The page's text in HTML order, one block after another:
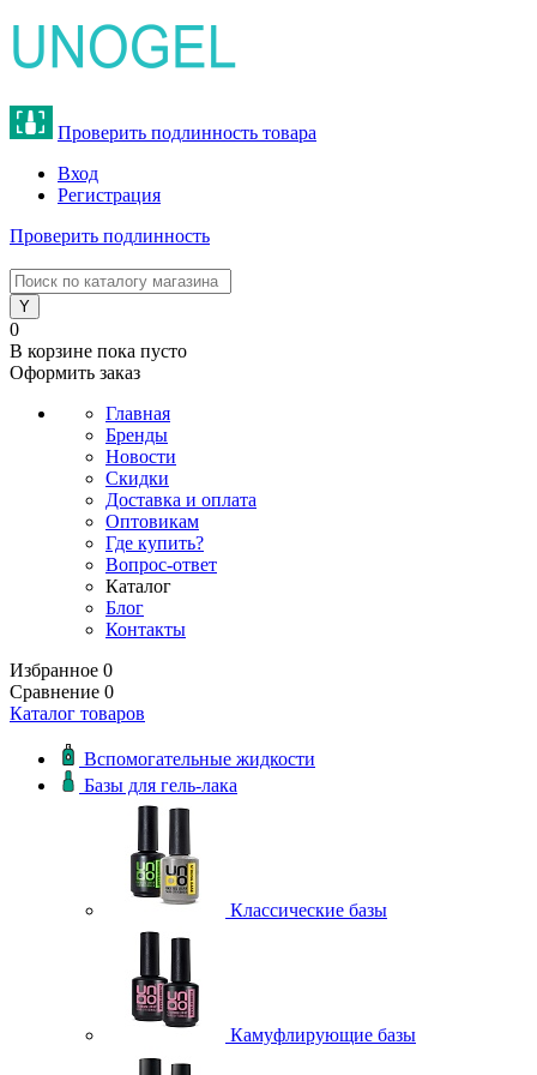
Проверить подлинность товара
Вход
Регистрация
Проверить подлинность
0
В корзине пока пусто
Оформить заказ
Главная
Бренды
Новости
Скидки
Доставка и оплата
Оптовикам
Где купить?
Вопрос-ответ
Каталог
Блог
Контакты
Избранное 0
Сравнение 0
Каталог товаров
Вспомогательные жидкости
Базы для гель-лака
Классические базы
Камуфлирующие базы